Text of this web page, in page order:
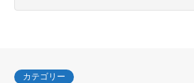
カテゴリー